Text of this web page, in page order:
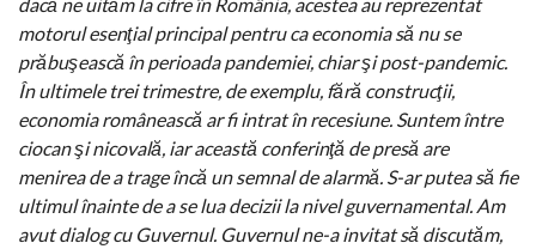
motorul esenţial principal pentru ca economia să nu se
prăbuşească în perioada pandemiei, chiar şi post-pandemic.
În ultimele trei trimestre, de exemplu, fără construcţii,
economia românească ar fi intrat în recesiune. Suntem între
ciocan şi nicovală, iar această conferinţă de presă are
menirea de a trage încă un semnal de alarmă. S-ar putea să fie
ultimul înainte de a se lua decizii la nivel guvernamental. Am
avut dialog cu Guvernul. Guvernul ne-a invitat să discutăm,